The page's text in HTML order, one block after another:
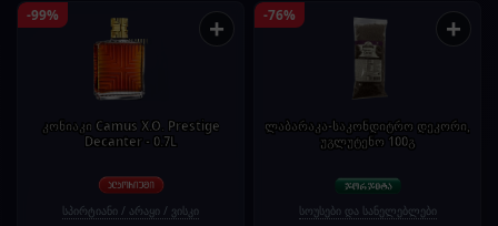
-99% +
კონიაკი Camus X.O. Prestige
Decanter - 0.7L
სპირტიანი / არაყი / ვისკი
-76% +
ლაბარაკა-საკონდიტრო დეკორი,
უგლუტენო 100გ
სოუსები და სანელებლები